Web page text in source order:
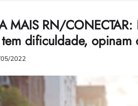
MAIS RN/
dificuldade, opinam
2022